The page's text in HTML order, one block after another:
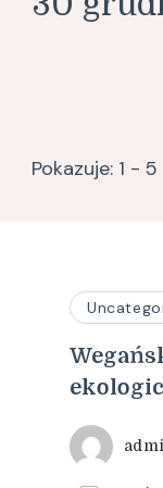
Pokazuje: 1 -